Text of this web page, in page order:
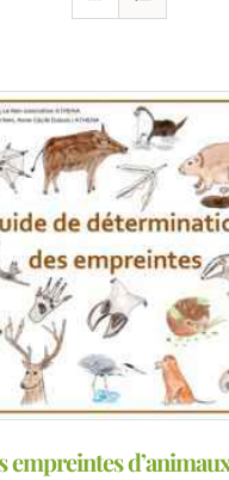
empreintes